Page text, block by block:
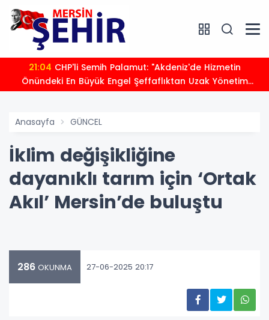
21:04
Önündeki En Büyük Engel Şeffaflıktan Uzak Yönetim
Anlayışıdır"
Anasayfa GÜNCEL
İklim değişikliğine
dayanıklı tarım için ‘Ortak
Akıl’ Mersin’de buluştu
286 OKUNMA 27-06-2025 20:17